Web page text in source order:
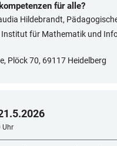
für alle?
Hildebrandt,
Institut für Mathematik und
Plöck 70, 69117 Heidelberg
.5.2026
Uhr